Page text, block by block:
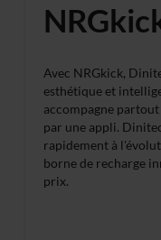
Avec NRGkick,
esthétique et
accompagne
par une appli.
rapidement à
borne de recharge
prix.